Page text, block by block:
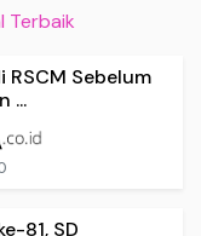
Terbaik
RSCM Sebelum
...
81, SD